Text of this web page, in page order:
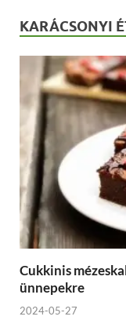
KARÁCSONYI
Cukkinis
ünnepekre
2024-05-27